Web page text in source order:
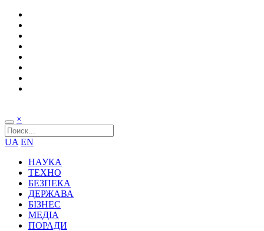
×
UA EN
НАУКА
ТЕХНО
БЕЗПЕКА
ДЕРЖАВА
БІЗНЕС
МЕДІА
ПОРАДИ